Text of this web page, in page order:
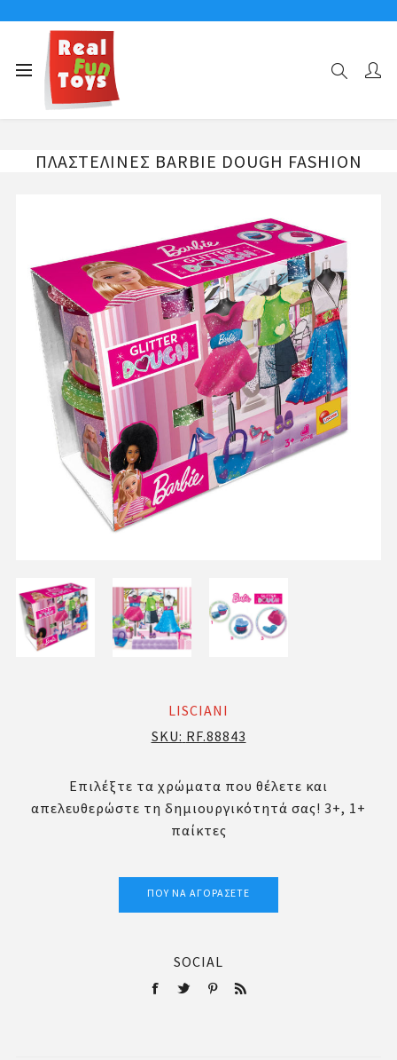
Αρχική σελίδα
ΠΛΑΣΤΕΛΙΝΕΣ BARBIE DOUGH FASHION
ΠΛΑΣΤΕΛΙΝΕΣ BARBIE DOUGH FASHION
LISCIANI
SKU: RF.88843
Επιλέξτε τα χρώματα που θέλετε και
απελευθερώστε τη δημιουργικότητά σας! 3+, 1+
παίκτες
ΠΟΎ ΝΑ ΑΓΟΡΆΣΕΤΕ
SOCIAL